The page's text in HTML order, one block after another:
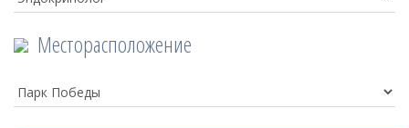
Месторасположение